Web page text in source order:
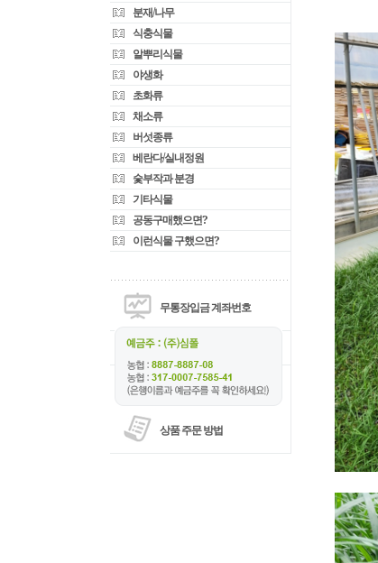
분재/나무
식충식물
알뿌리식물
야생화
초화류
채소류
버섯종류
베란다/실내정원
숯부작과 분경
기타식물
공동구매했으면?
이런식물 구했으면?
무통장입금 계좌번호
상품 주문 방법